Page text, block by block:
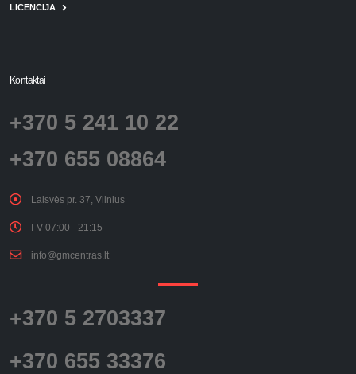
LICENCIJA
Kontaktai
+370 5 241 10 22
+370 655 08864
Laisvės pr. 37, Vilnius
I-V 07:00 - 21:15
info@gmcentras.lt
+370 5 2703337
+370 655 33376